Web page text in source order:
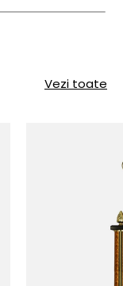
Vezi toate